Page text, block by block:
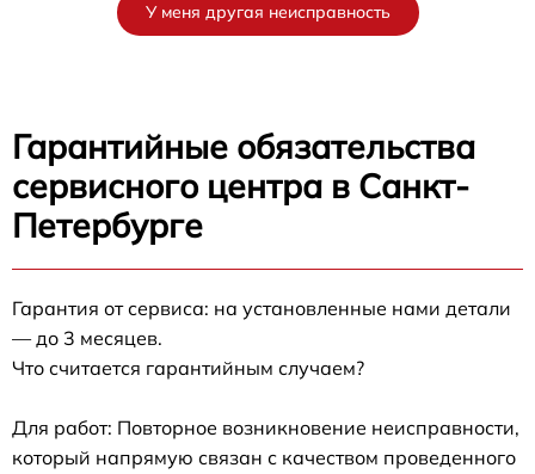
У меня другая неисправность
Гарантийные обязательства
сервисного центра в Санкт-
Петербурге
Гарантия от сервиса: на установленные нами детали
— до 3 месяцев.
Что считается гарантийным случаем?
Для работ: Повторное возникновение неисправности,
который напрямую связан с качеством проведенного